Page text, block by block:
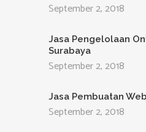
September 2, 2018
Jasa Pengelolaan
Surabaya
September 2, 2018
Jasa Pembuatan
September 2, 2018